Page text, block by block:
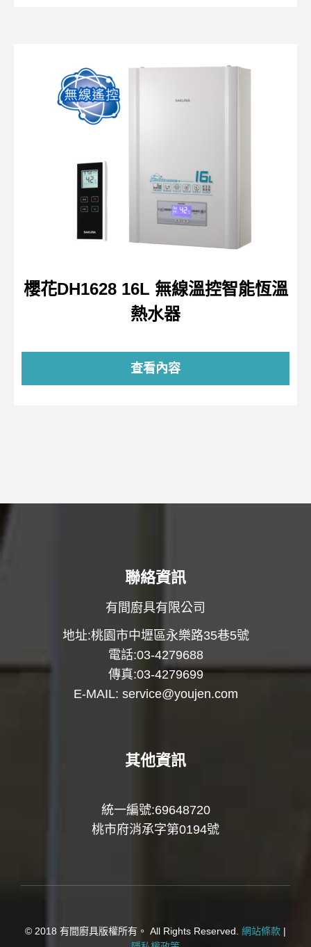
櫻花DH1628 16L 無線溫控智能恆溫
熱水器
查看內容
聯絡資訊
有間廚具有限公司
地址:桃園市中壢區永樂路35巷5號
電話:03-4279688
傳真:03-4279699
E-MAIL: service@youjen.com
其他資訊
統一編號:69648720
桃市府消承字第0194號
© 2018 有間廚具版權所有。 All Rights Reserved. 網站條款 |